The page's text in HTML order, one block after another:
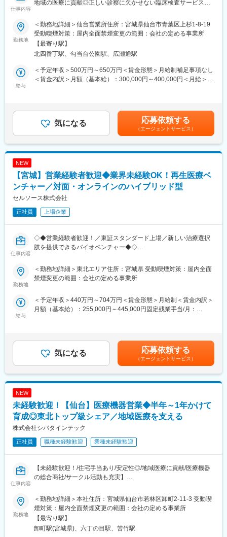
また、開催期間は不定期となりますがグループ企業を横断した公
■業界未経験でも安心
入社後1週間のオリエンテーションを実施し、その後は支店の営業
メンバーに同行していただきます。
また、定期的に製品の勉強会も実施し、知識のアップデートが可
過去入社者には、アパレル業界の法人営業・リハビリ関連の営業
経験者などがおり、業界未経験でもしっかりご活躍いただける環
である情報機器、医療機器、産業用計測機器などの販売・サービ
ス提供を行う日本国内の事業会社です。オフィスや医療など様々
なお客様との接点を担いデジタルイメージング（画像・データ）
No.1の「カラー複合機」や世界トップクラスのシェアの「デジタ
機器「カセッテ型DR」などを取り扱っております。
変更の範囲：会社の定める業務
仕事内容
地域の医療に貢献◎正しい診察に欠かせない臨床検査サービスを
■職務内容：
医療機関へ訪問し、臨床検査（血液検査や尿検査など）受託サー
ビスの提案をお任せします。
＜当社の臨床検査受託サービスについて＞
医療機関が、正確で迅速な“診断”を行うための第一歩となるのが、
尿検査や血液検査、病理検査などの「臨床検査」です。「病院内
当社のサービスは、病気の予防や早期発見、治療に貢献しており
ます。
検査項目の提案、アフターフォローなどを行います。
・受託した臨床検査の結果報告
・検査用機器の準備、書類作成
入社後はOJTでサポートします。その他、勉強会なども実施して
おります。
多数活躍しております！
す。
・週休2日制：日曜・祝日+シフト制で1日休み
・残業代は全額支給
・平均勤続年数：14.6年
■各種手当について：
家族手当、住宅手当あり
■当社について：
当社は、臨床検査を軸とした事業を展開、「メディカル」と「サ
た。社名が表にでることはなかなかありませんが私たちのサービ
スで皆さんの日常生活を支えています。
・臨床検査事業
・食の安全サポート（食品分析の受託サービス、施設管理）
・ドーピング検査（WADAから国内唯一認定を受けている機
関） など
勤務地
＜勤務地詳細＞仙台営業所住所：宮城県仙台市青葉区上杉1-8-19
受動喫煙対策：屋内全面禁煙変更の範囲：会社の定める事業所
【最寄り駅】
北四番丁駅、勾当台公園駅、広瀬通駅
給与
＜予定年収＞500万円～650万円＜賃金形態＞月給制補足事項なし
＜賃金内訳＞月額（基本給）：300,000円～400,000円＜月給＞
あり、選考を通じて上下する可能性があります。月給(月額)は固定
手当を含めた表記です。
気になる 応募依頼する
（エージェントサービス）
NEW
【宮城】営業経験者歓迎◆業界未経験OK！再生医療ベ
ンチャー／対面・オンラインのハイブリッド型
セルソース株式会社
正社員 上場企業
仕事内容
◇◆営業経験者歓迎！／東証スタンダード上場／新しい治療選択
肢を提供できるバイオベンチャー◆◇
■ポジション概要
当社のビジネスは、契約医療機関様に加工受託サービスをご利用
本ポジションでは、医療機関様との新規契約活動、契約後のオン
ボーディングをはじめ、より多く加工受託サービスをご利用（オ
関係を構築し、顧客の課題解決や、バイオセラピー/再生医療の利
用促進に向けた啓蒙活動等を担っていただきます。
医療機関へのセールス・導入の獲得だけではなく、成約後のオン
ボーディング、その後のオーダー増といった「カスタマーサクセ
ス」業務まで一気通貫で担っていただきます。
■業務概要
・加工受託サービスのセールス（見込み客の創出、導入契約の獲
得）
・加工受託サービスのカスタマーサクセス（導入先のオンボーデ
ィング、オーダー増加に繋がるコミュニケーション）
・講演会、学会への参加・運営
など）
※セールス・カスタマーサクセスは往訪とオンラインどちらもござ
・担当エリア：東北エリア
※ご自宅を拠点に営業活動に従事いただきます
勤務地
＜勤務地詳細＞東北エリア住所：宮城県 受動喫煙対策：屋内全面
禁煙変更の範囲：会社の定める事業所
給与
＜予定年収＞440万円～704万円＜賃金形態＞月給制＜賃金内訳＞
月額（基本給）：255,000円～445,000円固定残業手当/月：
年収はあくまでも目安の金額であり、ご経験および選考を通じて
変動する可能性があります。■昇給：年1回（1月）■賞与：年2回
の支給実績有賃金はあくまでも目安の金額であり、選考を通じて
上下する可能性があります。月給(月額)は固定手当を含めた表記で
す。
気になる 応募依頼する
（エージェントサービス）
NEW
未経験歓迎！【仙台】医療機器営業◆半年～1年かけて
育成◎東北トップ級シェア／地域医療を支える
株式会社シバタインテック
正社員 職種未経験歓迎 業種未経験歓迎
仕事内容
【未経験歓迎！/住宅手当あり/安定性◎/地域医療に貢献/医療機器
の総合商社/サークル活動も充実】
■業務概要：
東北地方にて医療用品の販売を行っている同社にて、医療機関の
医師・看護師などの方々に向けて、医療機器の提案・販売を行い
ます。
はじめはマスク、注射針、ガーゼなどの消耗品からスタートし、
勤務地
＜勤務地詳細＞本社住所：宮城県仙台市若林区卸町2-11-3 受動喫
煙対策：屋内全面禁煙変更の範囲：会社の定める事業所
【最寄り駅】
卸町駅(宮城県)、六丁の目駅、苦竹駅